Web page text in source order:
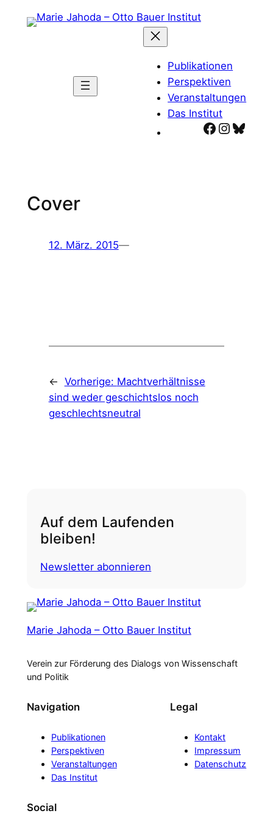
Inhalt
Publikationen
Perspektiven
Veranstaltungen
Das Institut
Facebook
Cover
12. März. 2015—
← Vorherige: Machtverhältnisse
sind weder geschichtslos noch
geschlechtsneutral
Auf dem Laufenden
bleiben!
Newsletter abonnieren
Marie Jahoda – Otto Bauer Institut
Verein zur Förderung des Dialogs von Wissenschaft
und Politik
Navigation
Publikationen
Perspektiven
Veranstaltungen
Das Institut
Legal
Kontakt
Impressum
Datenschutz
Social